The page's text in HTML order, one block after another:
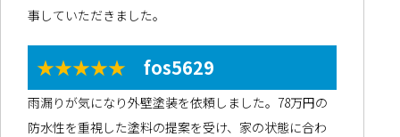
事していただきました。
★★★★★ fos5629
雨漏りが気になり外壁塗装を依頼しました。78万円の
防水性を重視した塗料の提案を受け、家の状態に合わ